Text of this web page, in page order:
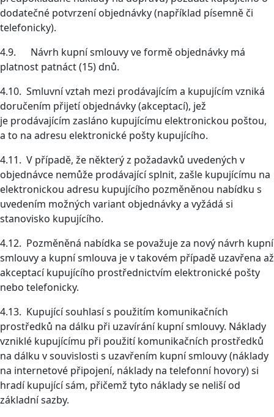
dodatečné potvrzení objednávky (například písemně či
telefonicky).
4.9. Návrh kupní smlouvy ve formě objednávky má
platnost patnáct (15) dnů.
4.10. Smluvní vztah mezi prodávajícím a kupujícím vzniká
doručením přijetí objednávky (akceptací), jež
je prodávajícím zasláno kupujícímu elektronickou poštou,
a to na adresu elektronické pošty kupujícího.
4.11. V případě, že některý z požadavků uvedených v
objednávce nemůže prodávající splnit, zašle kupujícímu na
elektronickou adresu kupujícího pozměněnou nabídku s
uvedením možných variant objednávky a vyžádá si
stanovisko kupujícího.
4.12. Pozměněná nabídka se považuje za nový návrh kupní
smlouvy a kupní smlouva je v takovém případě uzavřena až
akceptací kupujícího prostřednictvím elektronické pošty
nebo telefonicky.
4.13. Kupující souhlasí s použitím komunikačních
prostředků na dálku při uzavírání kupní smlouvy. Náklady
vzniklé kupujícímu při použití komunikačních prostředků
na dálku v souvislosti s uzavřením kupní smlouvy (náklady
na internetové připojení, náklady na telefonní hovory) si
hradí kupující sám, přičemž tyto náklady se neliší od
základní sazby.